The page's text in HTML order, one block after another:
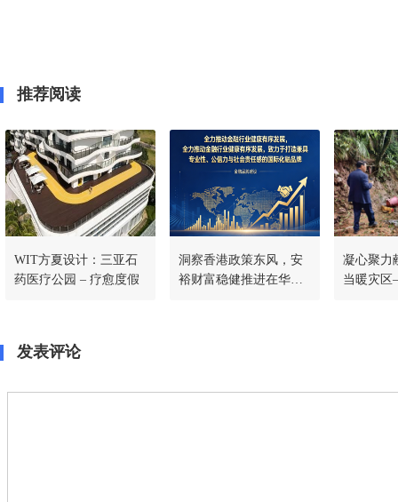
推荐阅读
WIT方夏设计：三亚石
药医疗公园 – 疗愈度假
洞察香港政策东风，安
裕财富稳健推进在华战
凝心聚力
当暖灾
发表评论